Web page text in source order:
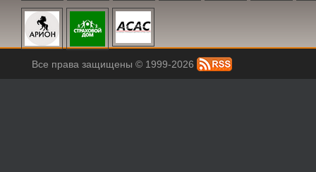
Все права защищены © 1999-2026